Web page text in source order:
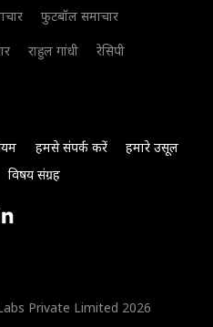
फुटबॉल समाचार
राहुल गांधी
रेसिपी
हमसे संपर्क करें
हमारे उसूल
विषय संग्रह
Private Limited 2026